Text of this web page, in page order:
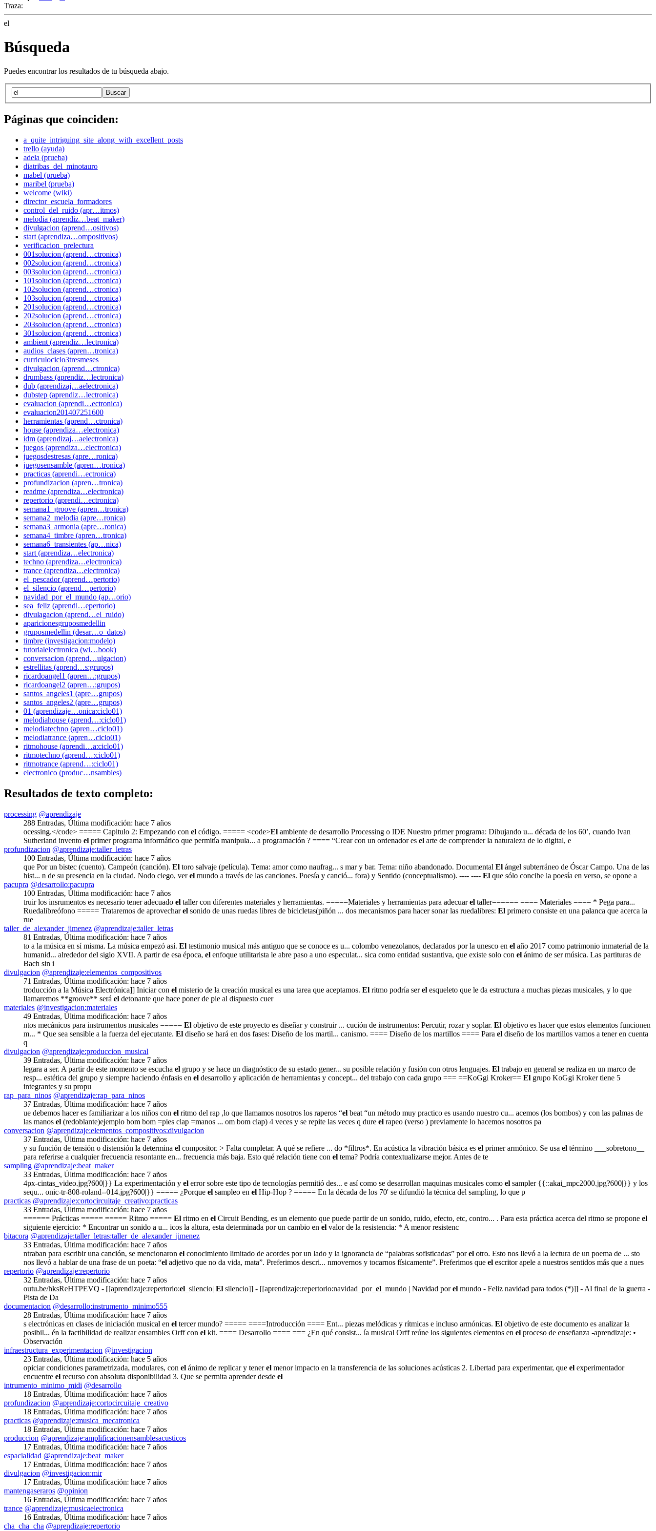
Traza:
el
Búsqueda
Puedes encontrar los resultados de tu búsqueda abajo.
Buscar
Páginas que coinciden:
a_quite_intriguing_site_along_with_excellent_posts
trello (ayuda)
adela (prueba)
diatribas_del_minotauro
mabel (prueba)
maribel (prueba)
welcome (wiki)
director_escuela_formadores
control_del_ruido (apr…itmos)
melodia (aprendiz…beat_maker)
divulgacion (aprend…ositivos)
start (aprendiza…ompositivos)
verificacion_prelectura
001solucion (aprend…ctronica)
002solucion (aprend…ctronica)
003solucion (aprend…ctronica)
101solucion (aprend…ctronica)
102solucion (aprend…ctronica)
103solucion (aprend…ctronica)
201solucion (aprend…ctronica)
202solucion (aprend…ctronica)
203solucion (aprend…ctronica)
301solucion (aprend…ctronica)
ambient (aprendiz…lectronica)
audios_clases (apren…tronica)
curriculociclo3tresmeses
divulgacion (aprend…ctronica)
drumbass (aprendiz…lectronica)
dub (aprendizaj…aelectronica)
dubstep (aprendiz…lectronica)
evaluacion (aprendi…ectronica)
evaluacion201407251600
herramientas (aprend…ctronica)
house (aprendiza…electronica)
idm (aprendizaj…aelectronica)
juegos (aprendiza…electronica)
juegosdestresas (apre…ronica)
juegosensamble (apren…tronica)
practicas (aprendi…ectronica)
profundizacion (apren…tronica)
readme (aprendiza…electronica)
repertorio (aprendi…ectronica)
semana1_groove (apren…tronica)
semana2_melodia (apre…ronica)
semana3_armonia (apre…ronica)
semana4_timbre (apren…tronica)
semana6_transientes (ap…nica)
start (aprendiza…electronica)
techno (aprendiza…electronica)
trance (aprendiza…electronica)
el_pescador (aprend…pertorio)
el_silencio (aprend…pertorio)
navidad_por_el_mundo (ap…orio)
sea_feliz (aprendi…epertorio)
divulagacion (aprend…el_ruido)
aparicionesgruposmedellin
gruposmedellin (desar…o_datos)
timbre (investigacion:modelo)
tutorialelectronica (wi…book)
conversacion (aprend…ulgacion)
estrellitas (aprend…s:grupos)
ricardoangel1 (apren…:grupos)
ricardoangel2 (apren…:grupos)
santos_angeles1 (apre…grupos)
santos_angeles2 (apre…grupos)
01 (aprendizaje…onica:ciclo01)
melodiahouse (aprend…:ciclo01)
melodiatechno (apren…ciclo01)
melodiatrance (apren…ciclo01)
ritmohouse (aprendi…a:ciclo01)
ritmotechno (aprend…:ciclo01)
ritmotrance (aprend…:ciclo01)
electronico (produc…nsambles)
Resultados de texto completo:
processing @aprendizaje
288 Entradas, Última modificación: hace 7 años
ocessing.</code> ===== Capitulo 2: Empezando con el código. ===== <code>El ambiente de desarrollo Processing o IDE Nuestro primer programa: Dibujando u... década de los 60’, cuando Ivan
Sutherland invento el primer programa informático que permitía manipula... a programación ? ==== “Crear con un ordenador es el arte de comprender la naturaleza de lo digital, e
profundizacion @aprendizaje:taller_letras
100 Entradas, Última modificación: hace 7 años
que Por un bistec (cuento). Campeón (canción). El toro salvaje (película). Tema: amor como naufrag... s mar y bar. Tema: niño abandonado. Documental El ángel subterráneo de Óscar Campo. Una de las
hist... n de su presencia en la ciudad. Nodo ciego, verel mundo a través de las canciones. Poesía y canció... fora) y Sentido (conceptualismo). ---- ---- El que sólo concibe la poesía en verso, se opone a
pacupra @desarrollo:pacupra
100 Entradas, Última modificación: hace 7 años
truir los insrumentos es necesario tener adecuado el taller con diferentes materiales y herramientas. =====Materiales y herramientas para adecuarel taller====== ==== Materiales ==== * Pega para...
Ruedalibreófono ===== Trataremos de aprovecharel sonido de unas ruedas libres de bicicletas(piñón ... dos mecanismos para hacer sonar las ruedalibres: El primero consiste en una palanca que acerca la
rue
taller_de_alexander_jimenez @aprendizaje:taller_letras
81 Entradas, Última modificación: hace 7 años
to a la música en sí misma. La música empezó así. El testimonio musical más antiguo que se conoce es u... colombo venezolanos, declarados por la unesco en el año 2017 como patrimonio inmaterial de la
humanid... alrededor del siglo XVII. A partir de esa época, el enfoque utilitarista le abre paso a uno especulat... sica como entidad sustantiva, que existe solo con el ánimo de ser música. Las partituras de
Bach sin i
divulgacion @aprendizaje:elementos_compositivos
71 Entradas, Última modificación: hace 7 años
troducción a la Música Electrónica]] Iniciar con el misterio de la creación musical es una tarea que aceptamos. El ritmo podría serel esqueleto que le da estructura a muchas piezas musicales, y lo que
llamaremos **groove** será el detonante que hace poner de pie al dispuesto cuer
materiales @investigacion:materiales
49 Entradas, Última modificación: hace 7 años
ntos mecánicos para instrumentos musicales ===== El objetivo de este proyecto es diseñar y construir ... cución de instrumentos: Percutir, rozar y soplar. El objetivo es hacer que estos elementos funcionen
m... * Que sea sensible a la fuerza del ejecutante. El diseño se hará en dos fases: Diseño de los martil... canismo. ==== Diseño de los martillos ==== Para el diseño de los martillos vamos a tener en cuenta
q
divulgacion @aprendizaje:produccion_musical
39 Entradas, Última modificación: hace 7 años
legara a ser. A partir de este momento se escucha el grupo y se hace un diagnóstico de su estado gener... su posible relación y fusión con otros lenguajes. El trabajo en general se realiza en un marco de
resp... estética del grupo y siempre haciendo énfasis en el desarrollo y aplicación de herramientas y concept... del trabajo con cada grupo === ==KoGgi Kroker== El grupo KoGgi Kroker tiene 5
integrantes y su propu
rap_para_ninos @aprendizaje:rap_para_ninos
37 Entradas, Última modificación: hace 7 años
ue debemos hacer es familiarizar a los niños con el ritmo del rap ,lo que llamamos nosotros los raperos “el beat “un método muy practico es usando nuestro cu... acemos (los bombos) y con las palmas de
las manos el (redoblante)ejemplo bom bom =pies clap =manos ... om bom clap) 4 veces y se repite las veces q dure el rapeo (verso ) previamente lo hacemos nosotros pa
conversacion @aprendizaje:elementos_compositivos:divulgacion
37 Entradas, Última modificación: hace 7 años
y su función de tensión o distensión la determina el compositor. > Falta completar. A qué se refiere ... do *filtros*. En acústica la vibración básica es el primer armónico. Se usa el término ___sobretono__
para referirse a cualquier frecuencia resontante en... frecuencia más baja. Esto qué relación tiene con el tema? Podría contextualizarse mejor. Antes de te
sampling @aprendizaje:beat_maker
33 Entradas, Última modificación: hace 7 años
4px-cintas_video.jpg?600|}} La experimentación y el error sobre este tipo de tecnologías permitió des... e así como se desarrollan maquinas musicales como el sampler {{::akai_mpc2000.jpg?600|}} y los
sequ... onic-tr-808-roland--014.jpg?600|}} ===== ¿Porque el sampleo en el Hip-Hop ? ===== En la década de los 70' se difundió la técnica del sampling, lo que p
practicas @aprendizaje:cortocircuitaje_creativo:practicas
33 Entradas, Última modificación: hace 7 años
====== Prácticas ===== ===== Ritmo ===== El ritmo en el Circuit Bending, es un elemento que puede partir de un sonido, ruido, efecto, etc, contro... . Para esta práctica acerca del ritmo se propone el
siguiente ejercicio: * Encontrar un sonido a u... icos la altura, esta determinada por un cambio en el valor de la resistencia: * A menor resistenc
bitacora @aprendizaje:taller_letras:taller_de_alexander_jimenez
33 Entradas, Última modificación: hace 7 años
ntraban para escribir una canción, se mencionaron el conocimiento limitado de acordes por un lado y la ignorancia de “palabras sofisticadas” porel otro. Esto nos llevó a la lectura de un poema de ... sto
nos llevó a hablar de una frase de un poeta: “el adjetivo que no da vida, mata”. Preferimos descri... nmovernos y tocarnos físicamente”. Preferimos que el escritor apele a nuestros sentidos más que a nues
repertorio @aprendizaje:repertorio
32 Entradas, Última modificación: hace 7 años
outu.be/hksReHTPEVQ - [[aprendizaje:repertorio:el _silencio| El silencio]] - [[aprendizaje:repertorio:navidad_por_ el _mundo | Navidad porel mundo - Feliz navidad para todos (*)]] - Al final de la guerra -
Pista de Da
documentacion @desarrollo:instrumento_minimo555
28 Entradas, Última modificación: hace 7 años
s electrónicas en clases de iniciación musical en el tercer mundo? ===== ====Introducción ==== Ent... piezas melódicas y rítmicas e incluso armónicas. El objetivo de este documento es analizar la
posibil... én la factibilidad de realizar ensambles Orff con el kit. ==== Desarrollo ==== === ¿En qué consist... ía musical Orff reúne los siguientes elementos en el proceso de enseñanza -aprendizaje: •
Observación
infraestructura_experimentacion @investigacion
23 Entradas, Última modificación: hace 5 años
opiciar condiciones parametrizada, modulares, con el ánimo de replicar y tenerel menor impacto en la transferencia de las soluciones acústicas 2. Libertad para experimentar, que el experimentador
encuentre el recurso con absoluta disponibilidad 3. Que se permita aprender desde el
intrumento_minimo_midi @desarrollo
18 Entradas, Última modificación: hace 7 años
profundizacion @aprendizaje:cortocircuitaje_creativo
18 Entradas, Última modificación: hace 7 años
practicas @aprendizaje:musica_mecatronica
18 Entradas, Última modificación: hace 7 años
produccion @aprendizaje:amplificacionensamblesacusticos
17 Entradas, Última modificación: hace 7 años
espacialidad @aprendizaje:beat_maker
17 Entradas, Última modificación: hace 7 años
divulgacion @investigacion:mir
17 Entradas, Última modificación: hace 7 años
mantengaseraros @opinion
16 Entradas, Última modificación: hace 7 años
trance @aprendizaje:musicaelectronica
16 Entradas, Última modificación: hace 7 años
cha_cha_cha @aprendizaje:repertorio